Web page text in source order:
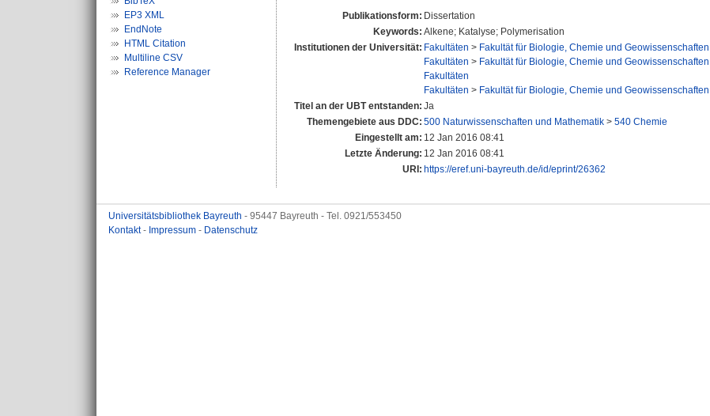
EP3 XML
EndNote
HTML Citation
Multiline CSV
Reference Manager
Publikationsform: Dissertation
Keywords: Alkene; Katalyse; Polymerisation
Institutionen der Universität: Fakultäten > Fakultät für Biologie, Chemie und Geowissenschaften
Fakultäten > Fakultät für Biologie, Chemie und Geowissenschaften
Fakultäten
Fakultäten > Fakultät für Biologie, Chemie und Geowissenschaften
Titel an der UBT entstanden: Ja
Themengebiete aus DDC: 500 Naturwissenschaften und Mathematik > 540 Chemie
Eingestellt am: 12 Jan 2016 08:41
Letzte Änderung: 12 Jan 2016 08:41
URI: https://eref.uni-bayreuth.de/id/eprint/26362
Universitätsbibliothek Bayreuth - 95447 Bayreuth - Tel. 0921/553450
Kontakt- Impressum - Datenschutz